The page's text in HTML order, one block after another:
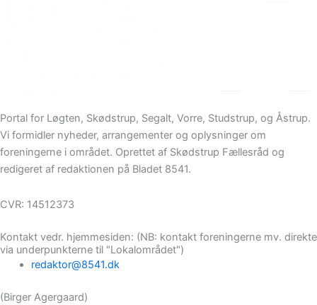
Portal for Løgten, Skødstrup, Segalt, Vorre, Studstrup, og Åstrup.
Vi formidler nyheder, arrangementer og oplysninger om
foreningerne i området. Oprettet af Skødstrup Fællesråd og
redigeret af redaktionen på Bladet 8541.
CVR: 14512373
Kontakt vedr. hjemmesiden: (NB: kontakt foreningerne mv. direkte
via underpunkterne til "Lokalområdet")
redaktor@8541.dk
(Birger Agergaard)